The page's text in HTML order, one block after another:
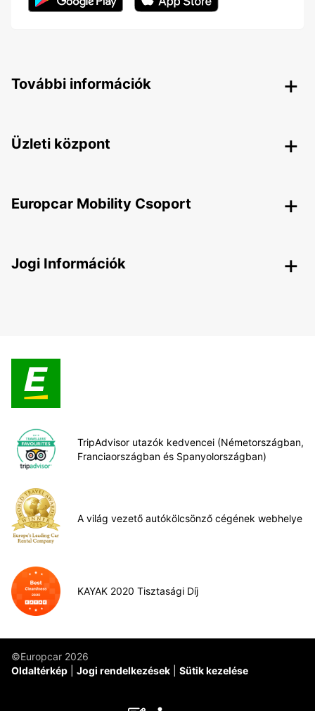
További információk
Üzleti központ
Europcar Mobility Csoport
Jogi Információk
TripAdvisor utazók kedvencei (Németországban,
Franciaországban és Spanyolországban)
A világ vezető autókölcsönző cégének webhelye
KAYAK 2020 Tisztasági Díj
©Europcar 2026
Oldaltérkép
Jogi rendelkezések Sütik kezelése